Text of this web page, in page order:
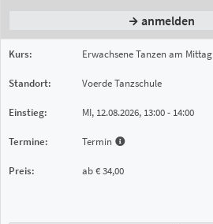
anmelden
Erwachsene Tanzen am Mittag
Voerde Tanzschule
MI, 12.08.2026, 13:00 - 14:00
Termin
ab € 34,00